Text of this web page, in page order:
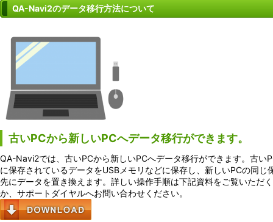
QA-Navi2のデータ移行方法について
古いPCから新しいPCへデータ移行ができます。
QA-Navi2では、古いPCから新しいPCへデータ移行ができます。古い
に保存されているデータをUSBメモリなどに保存し、新しいPCの同じ
先にデータを置き換えます。詳しい操作手順は下記資料をご覧いただく
か、サポートダイヤルへお問い合わせください。